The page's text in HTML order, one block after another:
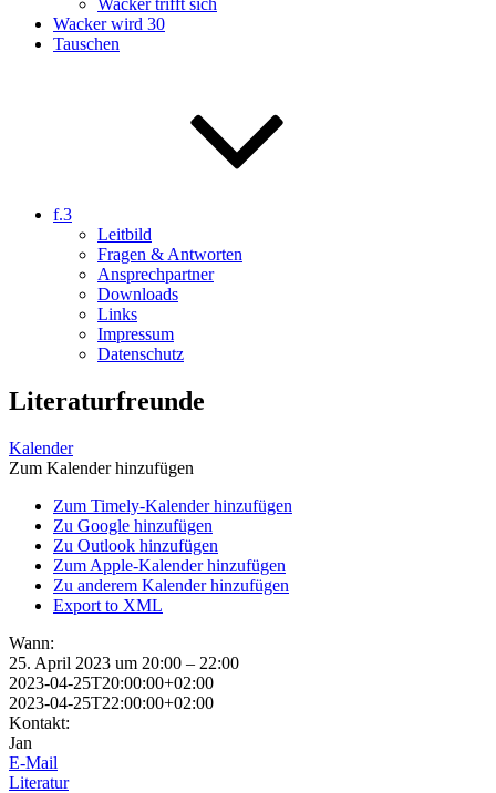
Wacker trifft sich
Wacker wird 30
Tauschen
f.3
Leitbild
Fragen & Antworten
Ansprechpartner
Downloads
Links
Impressum
Datenschutz
Literaturfreunde
Kalender
Zum Kalender hinzufügen
Zum Timely-Kalender hinzufügen
Zu Google hinzufügen
Zu Outlook hinzufügen
Zum Apple-Kalender hinzufügen
Zu anderem Kalender hinzufügen
Export to XML
Wann:
25. April 2023 um 20:00 – 22:00
2023-04-25T20:00:00+02:00
2023-04-25T22:00:00+02:00
Kontakt:
Jan
E-Mail
Literatur